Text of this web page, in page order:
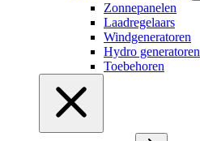
Zonnepanelen
Laadregelaars
Windgeneratoren
Hydro generatoren
Toebehoren